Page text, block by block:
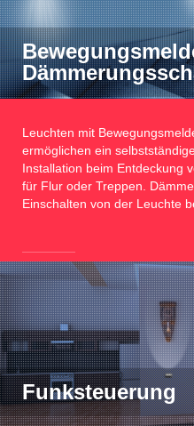
Leuchten mit
ermöglichen ein
Installation beim Entdeckung
für Flur oder Treppen.
Einschalten von der Leuchte
Funksteuerung